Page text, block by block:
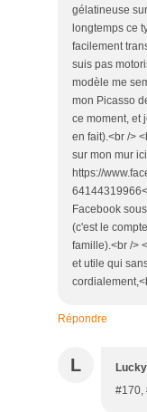
gélatineuse
longtemps ce
facilement
suis pas
modèle me
mon Picasso
ce moment, et
en fait).<br />
sur mon mur
https://
Facebook
(c'est le
famille).<br />
et utile qui
Répondre
L
#170,